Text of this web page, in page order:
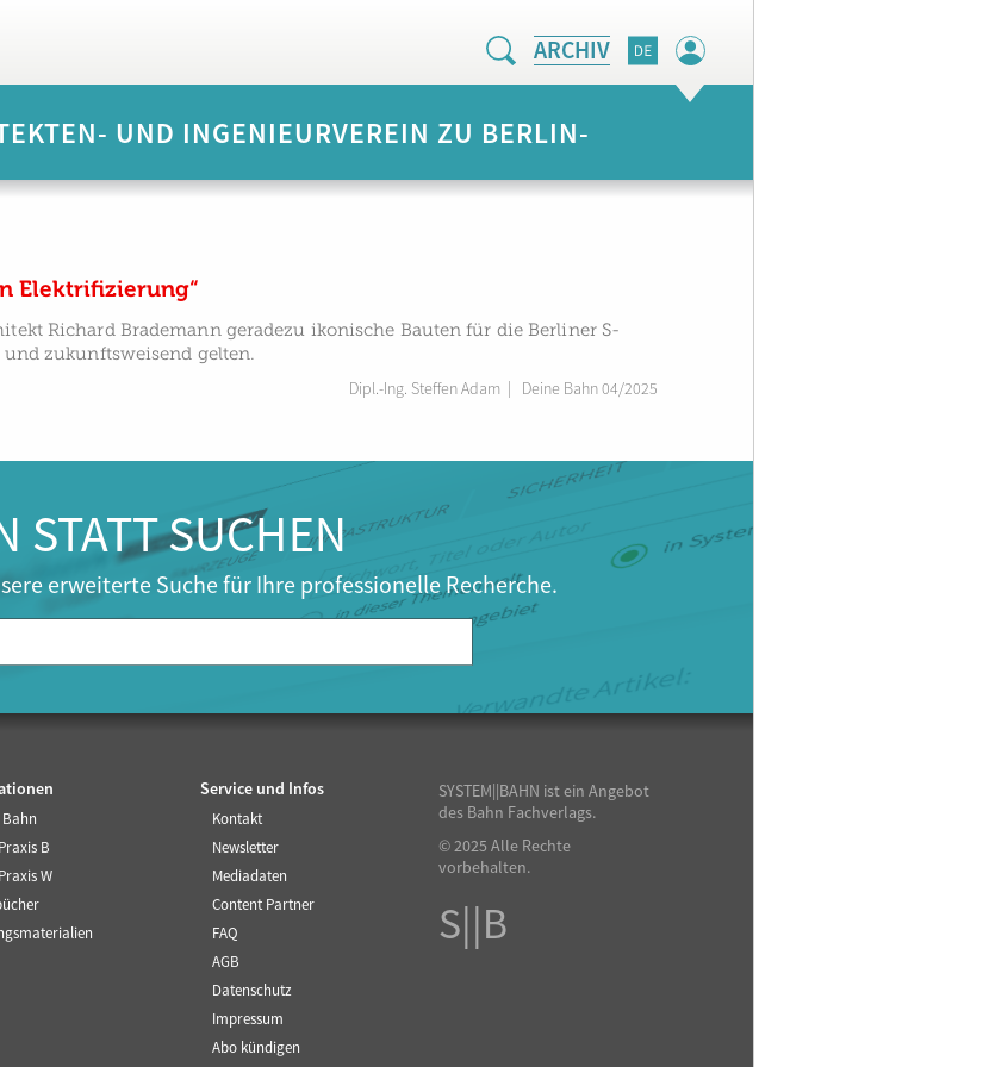
ARCHIV
UND INGENIEURVEREIN ZU BERLIN-
Elektrifizierung“
Richard Brademann geradezu ikonische Bauten für die Berliner S-
zukunftsweisend gelten.
Dipl.-Ing. Steffen Adam Deine Bahn 04/2025
STATT SUCHEN
erweiterte Suche für Ihre professionelle Recherche.
Bahn
B
W
Service und Infos
Kontakt
Newsletter
Mediadaten
Content Partner
FAQ
AGB
Datenschutz
Impressum
Abo kündigen
SYSTEM||BAHN ist ein Angebot
des Bahn Fachverlags.
© 2025 Alle Rechte
vorbehalten.
S||B